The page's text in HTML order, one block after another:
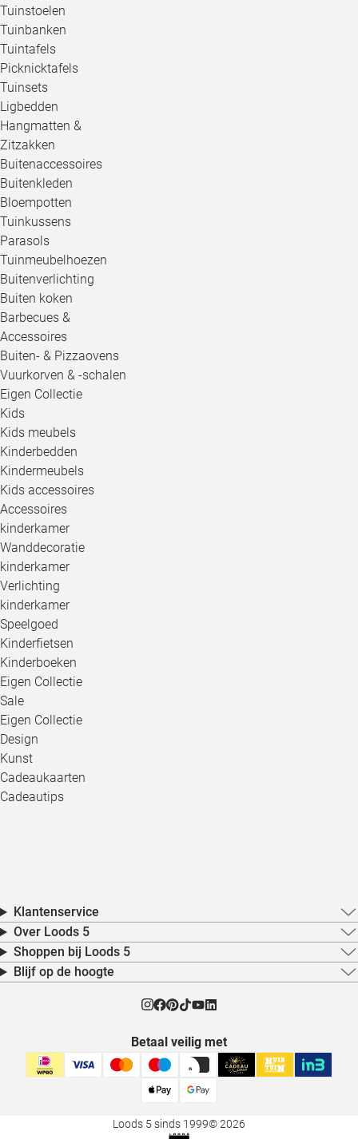
Tuinstoelen
Tuinbanken
Tuintafels
Picknicktafels
Tuinsets
Ligbedden
Hangmatten &
Zitzakken
Buitenaccessoires
Buitenkleden
Bloempotten
Tuinkussens
Parasols
Tuinmeubelhoezen
Buitenverlichting
Buiten koken
Barbecues &
Accessoires
Buiten- & Pizzaovens
Vuurkorven & -schalen
Eigen Collectie
Kids
Kids meubels
Kinderbedden
Kindermeubels
Kids accessoires
Accessoires
kinderkamer
Wanddecoratie
kinderkamer
Verlichting
kinderkamer
Speelgoed
Kinderfietsen
Kinderboeken
Eigen Collectie
Sale
Eigen Collectie
Design
Kunst
Cadeaukaarten
Cadeautips
Klantenservice
Over Loods 5
Shoppen bij Loods 5
Blijf op de hoogte
Betaal veilig met
Loods 5 sinds 1999© 2026